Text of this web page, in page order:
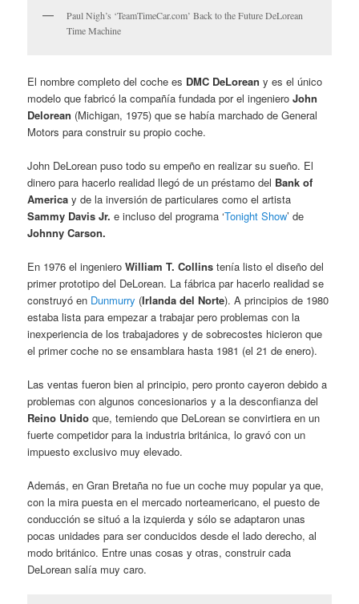
Paul Nigh’s ‘TeamTimeCar.com’ Back to the Future DeLorean
Time Machine
El nombre completo del coche es DMC DeLoreany es el único
modelo que fabricó la compañía fundada por el ingenieroJohn
Delorean (Michigan, 1975) que se había marchado de General
Motors para construir su propio coche.
John DeLorean puso todo su empeño en realizar su sueño. El
dinero para hacerlo realidad llegó de un préstamo del Bank of
America y de la inversión de particulares como el artista
Sammy Davis Jr. e incluso del programa ‘Tonight Show’ de
Johnny Carson.
En 1976 el ingenieroWilliam T. Collins tenía listo el diseño del
primer prototipo del DeLorean. La fábrica par hacerlo realidad se
construyó en Dunmurry (Irlanda del Norte). A principios de 1980
estaba lista para empezar a trabajar pero problemas con la
inexperiencia de los trabajadores y de sobrecostes hicieron que
el primer coche no se ensamblara hasta 1981 (el 21 de enero).
Las ventas fueron bien al principio, pero pronto cayeron debido a
problemas con algunos concesionarios y a la desconfianza del
Reino Unido que, temiendo que DeLorean se convirtiera en un
fuerte competidor para la industria británica, lo gravó con un
impuesto exclusivo muy elevado.
Además, en Gran Bretaña no fue un coche muy popular ya que,
con la mira puesta en el mercado norteamericano, el puesto de
conducción se situó a la izquierda y sólo se adaptaron unas
pocas unidades para ser conducidos desde el lado derecho, al
modo británico. Entre unas cosas y otras, construir cada
DeLorean salía muy caro.